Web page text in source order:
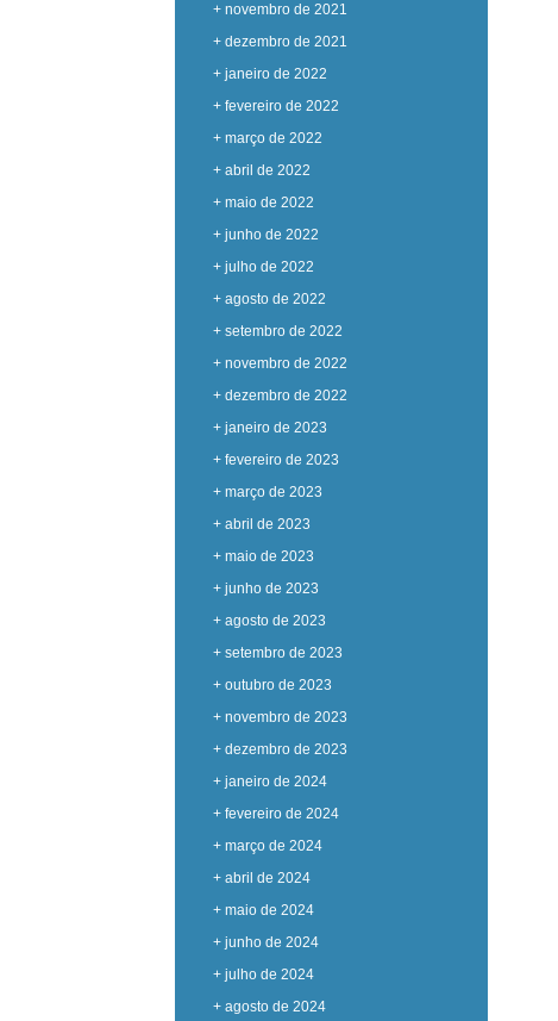
+ novembro de 2021
+ dezembro de 2021
+ janeiro de 2022
+ fevereiro de 2022
+ março de 2022
+ abril de 2022
+ maio de 2022
+ junho de 2022
+ julho de 2022
+ agosto de 2022
+ setembro de 2022
+ novembro de 2022
+ dezembro de 2022
+ janeiro de 2023
+ fevereiro de 2023
+ março de 2023
+ abril de 2023
+ maio de 2023
+ junho de 2023
+ agosto de 2023
+ setembro de 2023
+ outubro de 2023
+ novembro de 2023
+ dezembro de 2023
+ janeiro de 2024
+ fevereiro de 2024
+ março de 2024
+ abril de 2024
+ maio de 2024
+ junho de 2024
+ julho de 2024
+ agosto de 2024